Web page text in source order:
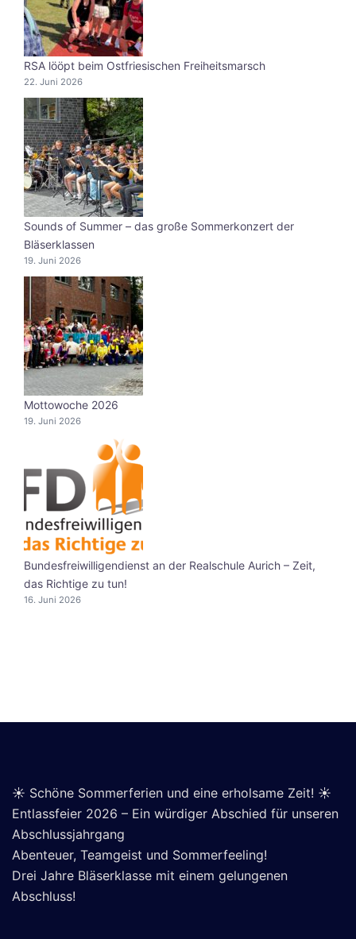
RSA lööpt beim Ostfriesischen Freiheitsmarsch
22. Juni 2026
Sounds of Summer – das große Sommerkonzert der
Bläserklassen
19. Juni 2026
Mottowoche 2026
19. Juni 2026
Bundesfreiwilligendienst an der Realschule Aurich – Zeit,
das Richtige zu tun!
16. Juni 2026
☀️ Schöne Sommerferien und eine erholsame Zeit! ☀️
Entlassfeier 2026 – Ein würdiger Abschied für unseren
Abschlussjahrgang
Abenteuer, Teamgeist und Sommerfeeling!
Drei Jahre Bläserklasse mit einem gelungenen
Abschluss!